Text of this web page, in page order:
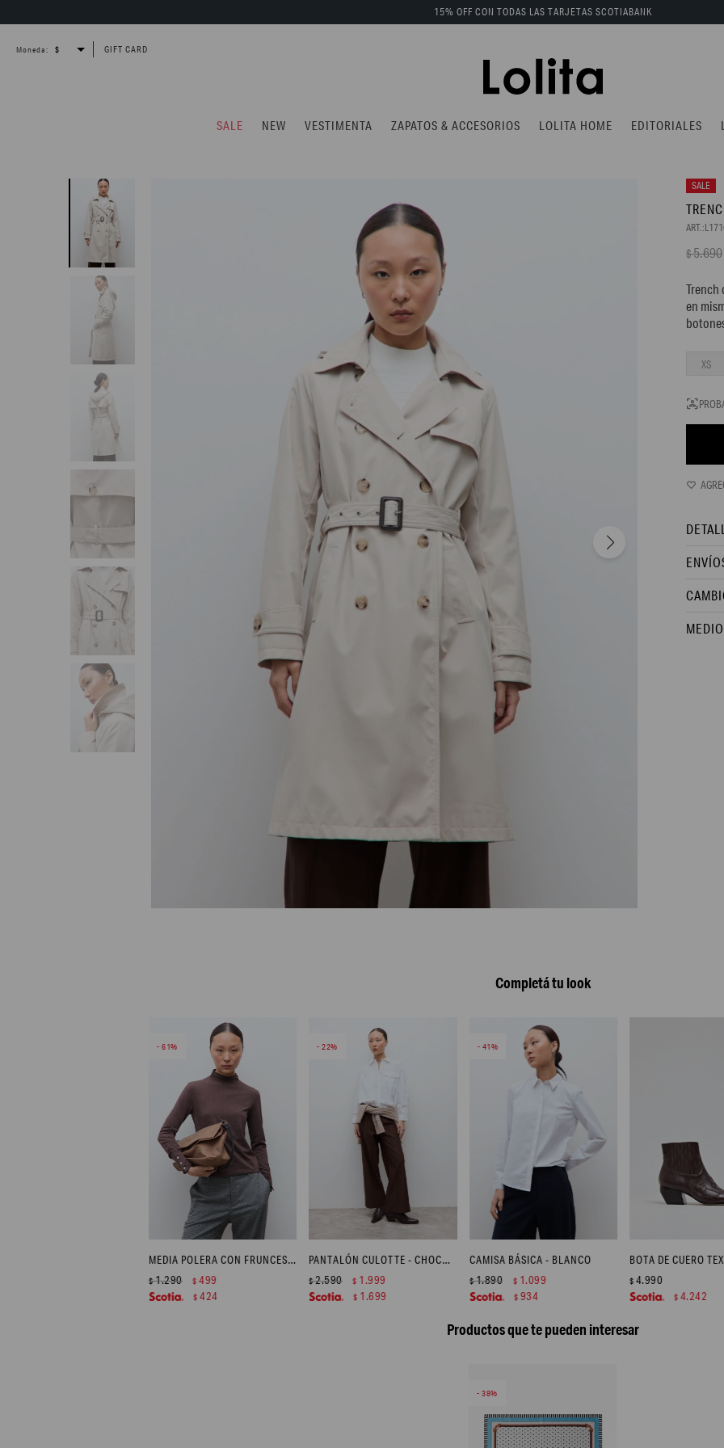
SALE NEW VESTIMENTA ZAPATOS & ACCESORIOS LOLITA HOME EDITORIALES
15% OFF CON TODAS LAS TARJETAS SCOTIABANK
Moneda: GIFT CARD
$5.690
en
XS
Completá tu look
61
MEDIA POLERA CON FRUNCES - CHOCOLATE MELANGE
$1.290 $ 499
$ 424
22
PANTALÓN CULOTTE - CHOCOLATE
$2.590 $ 1.999
$ 1.699
41
CAMISA BÁSICA - BLANCO
$1.890 $ 1.099
$ 934
$ 4.990
$ 4.242
Productos que te pueden interesar
38